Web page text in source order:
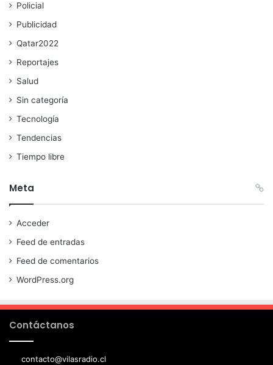
Policial
Publicidad
Qatar2022
Reportajes
Salud
Sin categoría
Tecnología
Tendencias
Tiempo libre
Meta
Acceder
Feed de entradas
Feed de comentarios
WordPress.org
Contáctanos
contacto@vilasradio.cl